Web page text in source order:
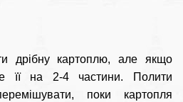
дрібну картоплю, але якщо
її на 2-4 частини. Полити
поки картопля